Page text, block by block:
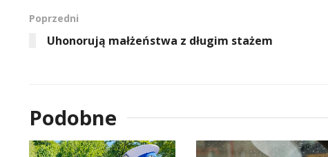
Poprzedni
Uhonorują małżeństwa z długim stażem
Podobne